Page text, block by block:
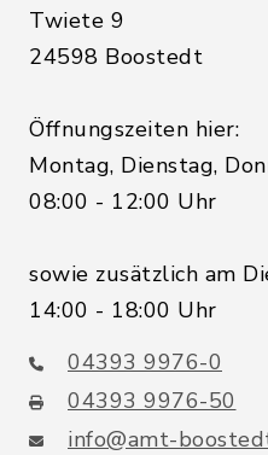
Twiete 9
24598 Boostedt
Öffnungszeiten hier:
Montag, Dienstag,
08:00 - 12:00 Uhr
sowie zusätzlich am
14:00 - 18:00 Uhr
04393 9976-0
04393 9976-50
info@amt-